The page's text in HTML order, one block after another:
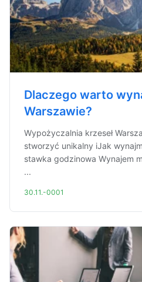
Dlaczego warto
Warszawie?
Wypożyczalnia krzeseł
stworzyć unikalny iJak
stawka godzinowa Wynajem
...
30.11.-0001